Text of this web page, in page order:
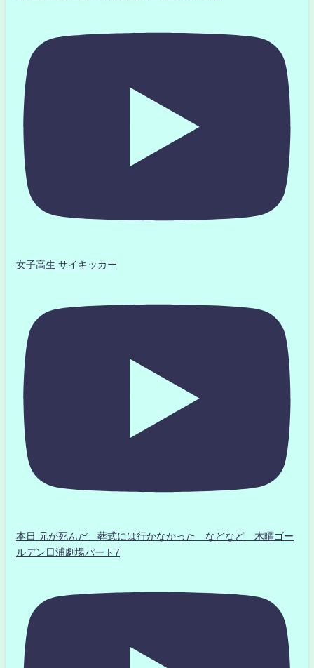
女子高生 サイキッカー
本日 兄が死んだ 葬式には行かなかった などなど 木曜ゴー
ルデン日浦劇場パート7